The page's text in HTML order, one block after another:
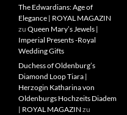
The Edwardians: Age of
Elegance | ROYAL MAGAZIN
zu Queen Mary’s Jewels |
Imperial Presents -Royal
Wedding Gifts
Duchess of Oldenburg’s
Diamond Loop Tiara |
Herzogin Katharina von
Oldenburgs Hochzeits Diadem
| ROYAL MAGAZIN zu